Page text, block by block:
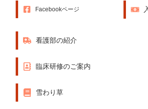
Facebookページ
看護部の紹介
臨床研修のご案内
雪わり草